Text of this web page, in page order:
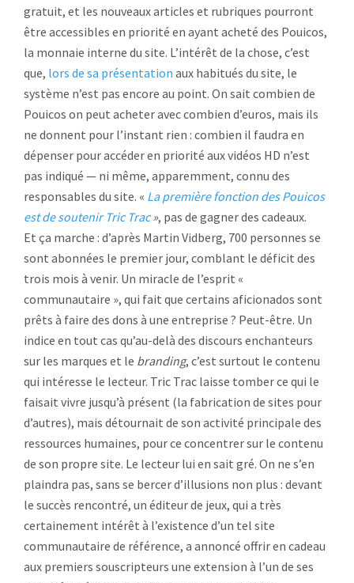
gratuit, et les nouveaux articles et rubriques pourront
être accessibles en priorité en ayant acheté des Pouicos,
la monnaie interne du site. L’intérêt de la chose, c’est
que, lors de sa présentation aux habitués du site, le
système n’est pas encore au point. On sait combien de
Pouicos on peut acheter avec combien d’euros, mais ils
ne donnent pour l’instant rien : combien il faudra en
dépenser pour accéder en priorité aux vidéos HD n’est
pas indiqué — ni même, apparemment, connu des
responsables du site. « La première fonction des Pouicos
est de soutenir Tric Trac», pas de gagner des cadeaux.
Et ça marche : d’après Martin Vidberg, 700 personnes se
sont abonnées le premier jour, comblant le déficit des
trois mois à venir. Un miracle de l’esprit «
communautaire », qui fait que certains aficionados sont
prêts à faire des dons à une entreprise ? Peut-être. Un
indice en tout cas qu’au-delà des discours enchanteurs
sur les marques et le branding, c’est surtout le contenu
qui intéresse le lecteur. Tric Trac laisse tomber ce qui le
faisait vivre jusqu’à présent (la fabrication de sites pour
d’autres), mais détournait de son activité principale des
ressources humaines, pour ce concentrer sur le contenu
de son propre site. Le lecteur lui en sait gré. On ne s’en
plaindra pas, sans se bercer d’illusions non plus : devant
le succès rencontré, un éditeur de jeux, qui a très
certainement intérêt à l’existence d’un tel site
communautaire de référence, a annoncé offrir en cadeau
aux premiers souscripteurs une extension à l’un de ses